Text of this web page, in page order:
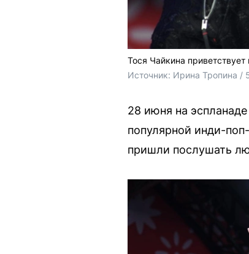
Тося Чайкина
Источник: Ирина Тропина /
28 июня на
популярной инди-
пришли послушать